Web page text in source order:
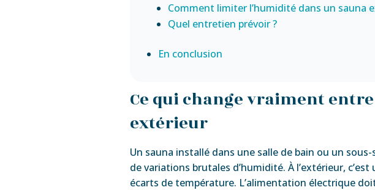
Comment limiter l’humidité dans un sauna
Quel entretien prévoir ?
En conclusion
Ce qui change vraiment
extérieur
Un sauna installé dans une salle de bain ou un
de variations brutales d’humidité. À l’extérieur,
écarts de température. L’alimentation électrique